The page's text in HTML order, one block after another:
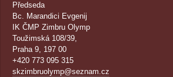
Předseda
Bc. Marandici Evgenij
IK ČMP Zimbru Olymp
Toužimská 108/39,
Praha 9, 197 00
+420 773 095 315
skzimbruolymp@seznam.cz